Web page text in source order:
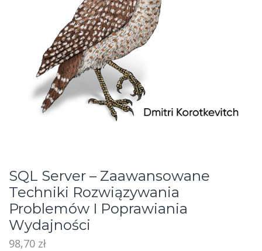
SQL Server – Zaawansowane
Techniki Rozwiązywania
Problemów I Poprawiania
Wydajności
98,70 zł